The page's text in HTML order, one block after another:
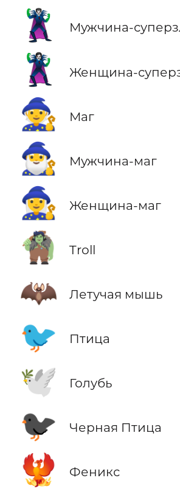
🦹‍♂️ Мужчина-
🦹‍♀️ Женщина-
🧙 Маг
🧙‍♂️ Мужчина-маг
🧙‍♀️ Женщина-маг
🧌 Troll
🦇 Летучая мышь
🐦 Птица
🕊️ Голубь
🐦‍⬛ Черная Птица
🐦‍🔥 Феникс